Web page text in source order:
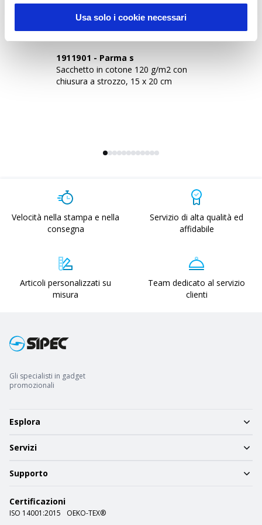
Usa solo i cookie necessari
1911901 - Parma s
Sacchetto in cotone 120 g/m2 con
chiusura a strozzo, 15 x 20 cm
Velocità nella stampa e nella
consegna
Servizio di alta qualità ed
affidabile
Articoli personalizzati su
misura
Team dedicato al servizio
clienti
Gli specialisti in gadget
promozionali
Esplora
Servizi
Supporto
Certificazioni
ISO 14001:2015
OEKO-TEX®